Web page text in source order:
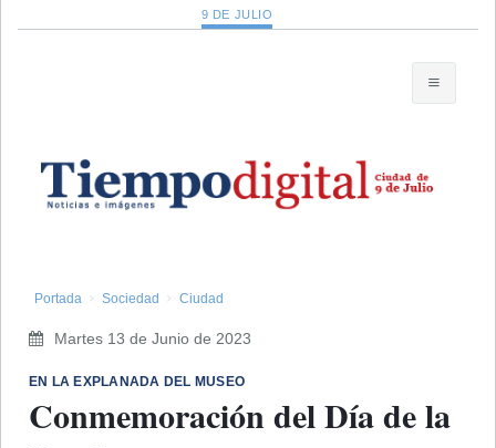
9 DE JULIO
Portada Sociedad Ciudad
Martes 13 de Junio de 2023
​EN LA EXPLANADA DEL MUSEO
Conmemoración del Día de la